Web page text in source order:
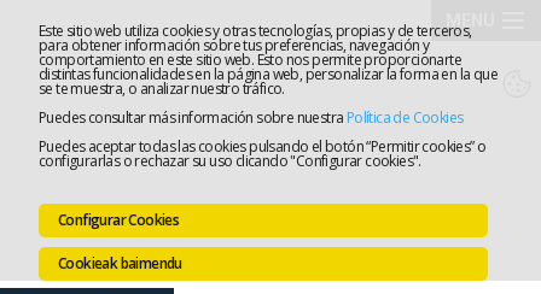
Este sitio web utiliza cookies y otras tecnologías, propias y de terceros,
para obtener información sobre tus preferencias, navegación y
comportamiento en este sitio web. Esto nos permite proporcionarte
distintas funcionalidades en la página web, personalizar la forma en la que
se te muestra, o analizar nuestro tráfico.
Puedes consultar más información sobre nuestra Política de Cookies
Puedes aceptar todas las cookies pulsando el botón “Permitir cookies” o
configurarlas o rechazar su uso clicando "Configurar cookies".
Configurar Cookies
Cookieak baimendu
Elkargoa
Lanaren